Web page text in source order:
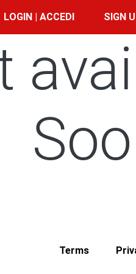
LOGIN | ACCEDI SIGN
Terms